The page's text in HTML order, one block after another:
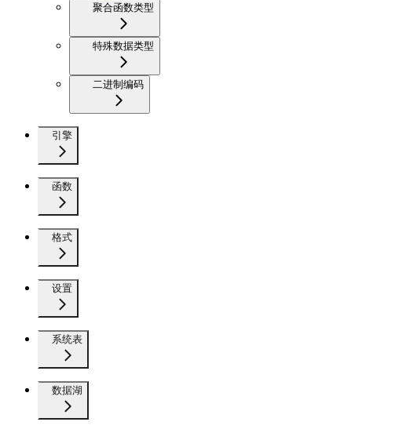
聚合函数类型
特殊数据类型
二进制编码
引擎
函数
格式
设置
系统表
数据湖